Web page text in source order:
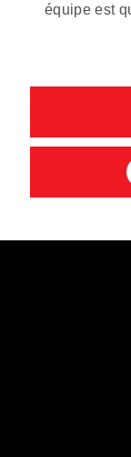
équipe est